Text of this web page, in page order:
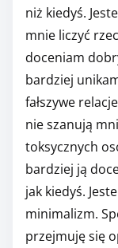
niż kiedyś.
mnie liczyć
doceniam
bardziej
fałszywe
nie szanują
toksycznych
bardziej ją
jak kiedyś.
minimalizm.
przejmuję się